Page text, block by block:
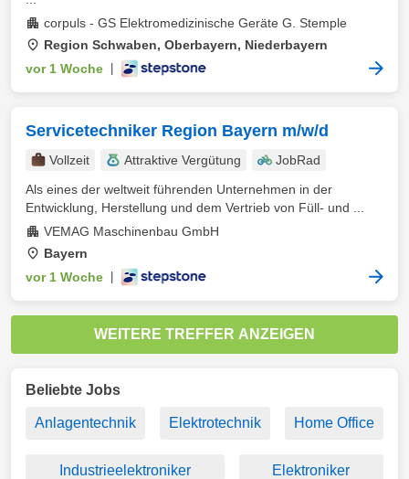
corpuls - GS Elektromedizinische Geräte G. Stemple
Region Schwaben, Oberbayern, Niederbayern
vor 1 Woche
Servicetechniker Region Bayern m/w/d
Vollzeit Attraktive Vergütung
JobRad
Als eines der weltweit führenden Unternehmen in der
Entwicklung, Herstellung und dem Vertrieb von Füll- und ...
VEMAG Maschinenbau GmbH
Bayern
vor 1 Woche
WEITERE TREFFER ANZEIGEN
Beliebte Jobs
Anlagentechnik Elektrotechnik Home Office
Industrieelektroniker Elektroniker